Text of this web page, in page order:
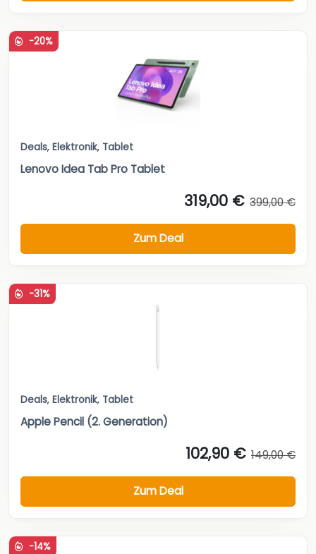
-20%
Deals, Elektronik, Tablet
Lenovo Idea Tab Pro Tablet
319,00 € 399,00 €
Zum Deal
-31%
Deals, Elektronik, Tablet
Apple Pencil (2. Generation)
102,90 € 149,00 €
Zum Deal
-14%